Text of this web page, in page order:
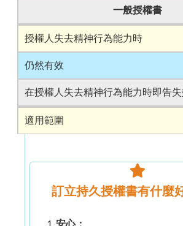
一般授權書
授權人失去精神行為能力時
仍然有效
在授權人失去精神行為能力時即告
適用範圍
範圍較廣泛，涵蓋各種事務
訂立持久授權書有什麼
安心：